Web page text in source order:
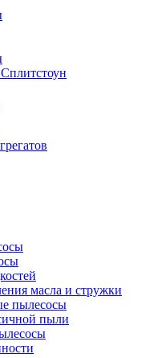
масла и стружки
пылесосы
пыли